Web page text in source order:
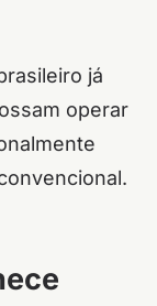
já
operar